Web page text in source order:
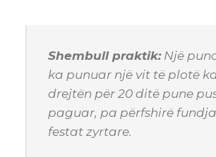
Shembull praktik:Një
ka punuar një vit të plotë
drejtën për 20 ditë pune
paguar, pa përfshirë
festat zyrtare.